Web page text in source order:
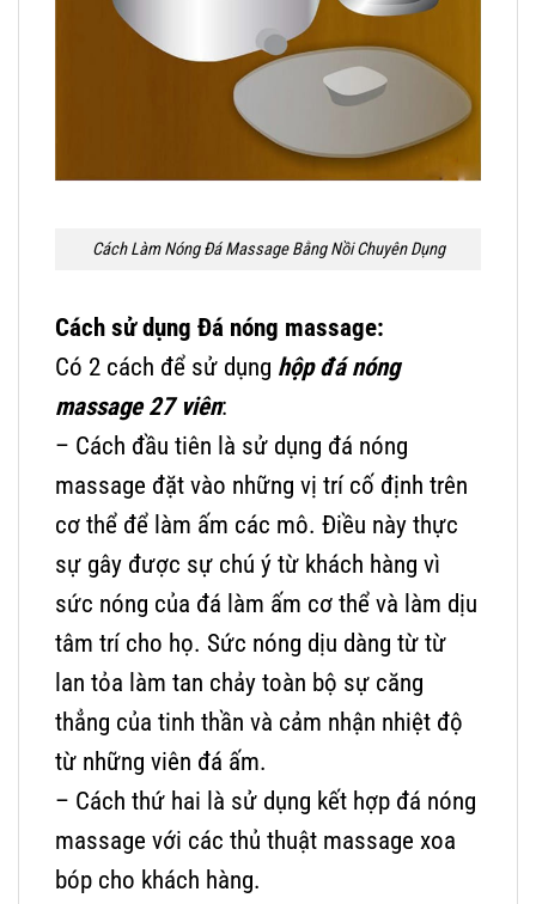
Cách Làm Nóng Đá Massage Bằng Nồi Chuyên Dụng
Cách sử dụng Đá nóng massage:
Có 2 cách để sử dụng hộp đá nóng
massage 27 viên:
– Cách đầu tiên là sử dụng đá nóng
massage đặt vào những vị trí cố định trên
cơ thể để làm ấm các mô. Điều này thực
sự gây được sự chú ý từ khách hàng vì
sức nóng của đá làm ấm cơ thể và làm dịu
tâm trí cho họ. Sức nóng dịu dàng từ từ
lan tỏa làm tan chảy toàn bộ sự căng
thẳng của tinh thần và cảm nhận nhiệt độ
từ những viên đá ấm.
– Cách thứ hai là sử dụng kết hợp đá nóng
massage với các thủ thuật massage xoa
bóp cho khách hàng.